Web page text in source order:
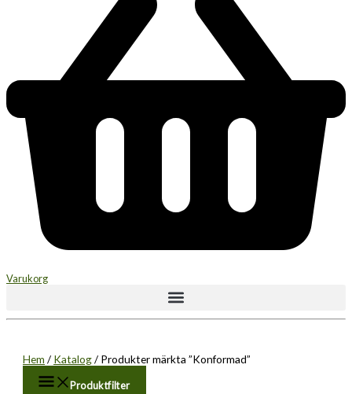
Varukorg
Hem / Katalog/ Produkter märkta ”Konformad”
Produktfilter